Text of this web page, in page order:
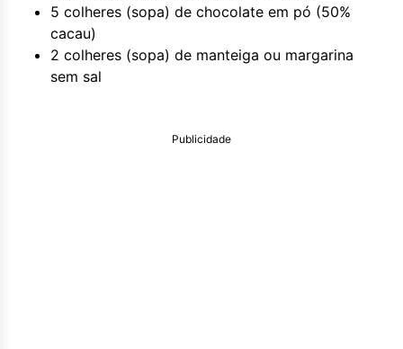
5 colheres (sopa) de chocolate em pó (50%
cacau)
2 colheres (sopa) de manteiga ou margarina
sem sal
Publicidade